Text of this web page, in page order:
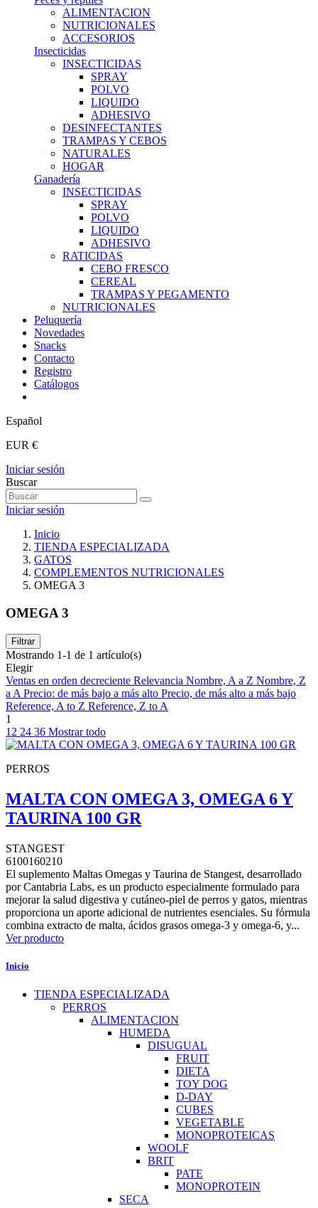
ALIMENTACION
NUTRICIONALES
ACCESORIOS
Insecticidas
INSECTICIDAS
SPRAY
POLVO
LIQUIDO
ADHESIVO
DESINFECTANTES
TRAMPAS Y CEBOS
NATURALES
HOGAR
Ganadería
INSECTICIDAS
SPRAY
POLVO
LIQUIDO
ADHESIVO
RATICIDAS
CEBO FRESCO
CEREAL
TRAMPAS Y PEGAMENTO
NUTRICIONALES
Peluquería
Novedades
Snacks
Contacto
Registro
Catálogos
Español
EUR €
Iniciar sesión
Buscar
Iniciar sesión
Inicio
TIENDA ESPECIALIZADA
GATOS
COMPLEMENTOS NUTRICIONALES
OMEGA 3
OMEGA 3
Filtrar
Mostrando 1-1 de 1 artículo(s)
Elegir
Ventas en orden decreciente Relevancia Nombre, A a Z Nombre, Z
a APrecio: de más bajo a más alto Precio, de más alto a más bajo
Reference, A to Z Reference, Z to A
1
12 24 36 Mostrar todo
PERROS
MALTA CON OMEGA 3, OMEGA 6 Y
TAURINA 100 GR
STANGEST
6100160210
El suplemento Maltas Omegas y Taurina de Stangest, desarrollado
por Cantabria Labs, es un producto especialmente formulado para
mejorar la salud digestiva y cutáneo-piel de perros y gatos, mientras
proporciona un aporte adicional de nutrientes esenciales. Su fórmula
combina extracto de malta, ácidos grasos omega-3 y omega-6, y...
Ver producto
Inicio
TIENDA ESPECIALIZADA
PERROS
ALIMENTACION
HUMEDA
DISUGUAL
FRUIT
DIETA
TOY DOG
D-DAY
CUBES
VEGETABLE
MONOPROTEICAS
WOOLF
BRIT
PATE
MONOPROTEIN
SECA